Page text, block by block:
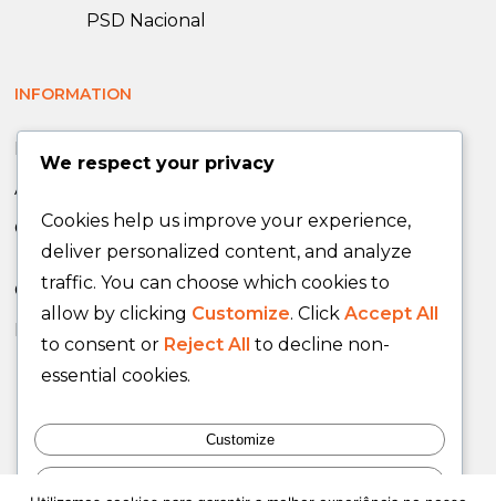
PSD Nacional
INFORMATION
Announcements
Opinion Articles
Contacts
We respect your privacy
Cookies help us improve your experience,
deliver personalized content, and analyze
traffic. You can choose which cookies to
allow by clicking Customize. Click Accept All
to consent or Reject All to decline non-
essential cookies.
Customize